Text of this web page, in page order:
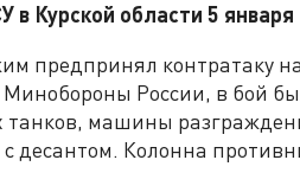
в Курской области 5 января
предпринял контратаку
России, в бой
танков, машины
десантом. Колонна